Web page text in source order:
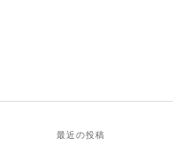
最近の投稿